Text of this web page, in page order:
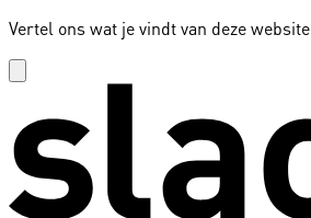
Vertel ons wat je vindt van deze website